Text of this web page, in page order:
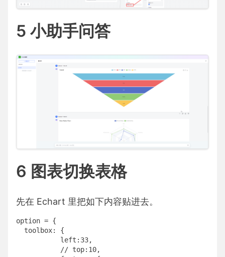
5 小助手问答
6 图表切换表格
先在 Echart 里把如下内容贴进去。
option = {
  toolbox: {
           left:33,
           // top:10,